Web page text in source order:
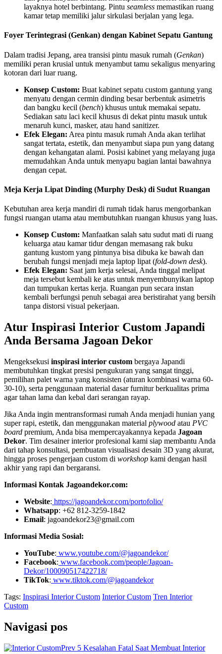
layaknya hotel berbintang. Pintu seamless memastikan ruang
kamar tetap memiliki jalur sirkulasi berjalan yang lega.
Foyer Terintegrasi (Genkan) dengan Kabinet Sepatu Gantung
Dalam tradisi Jepang, area transisi pintu masuk rumah (Genkan)
memiliki peran krusial untuk menyambut tamu sekaligus menyaring
kotoran dari luar ruang.
Konsep Custom: Buat kabinet sepatu custom gantung yang
menyatu dengan cermin dinding besar berbentuk asimetris
dan bangku kecil (bench) khusus untuk memakai sepatu.
Sediakan satu laci kecil khusus di dekat pintu masuk untuk
menaruh kunci, masker, atau hand sanitizer.
Efek Elegan: Area pintu masuk rumah Anda akan terlihat
sangat tertata, estetik, dan menyambut siapa pun yang datang
dengan kehangatan alami. Posisi kabinet yang melayang juga
memudahkan Anda untuk menyapu bagian lantai bawahnya
dengan cepat.
Meja Kerja Lipat Dinding (Murphy Desk) di Sudut Ruangan
Kebutuhan area kerja mandiri di rumah tidak harus mengorbankan
fungsi ruangan utama atau membutuhkan ruangan khusus yang luas.
Konsep Custom: Manfaatkan salah satu sudut mati di ruang
keluarga atau kamar tidur dengan memasang rak buku
gantung kustom yang pintunya bisa dibuka ke bawah dan
berubah fungsi menjadi meja laptop lipat (fold-down desk).
Efek Elegan: Saat jam kerja selesai, Anda tinggal melipat
meja tersebut kembali ke atas untuk menyembunyikan laptop
dan tumpukan kertas kerja. Ruangan pun secara instan
kembali berfungsi penuh sebagai area beristirahat yang bersih
tanpa distorsi visual pekerjaan.
Atur Inspirasi Interior Custom Japandi
Anda Bersama Jagoan Dekor
Mengeksekusi inspirasi interior custom bergaya Japandi
membutuhkan tingkat presisi pengukuran yang sangat tinggi,
pemilihan palet warna yang konsisten (aturan kombinasi warna 60-
30-10), serta penggunaan material dasar furnitur berkualitas prima
agar tahan lama dan kebal dari serangan rayap.
Jika Anda ingin mentransformasi rumah Anda menjadi hunian yang
super rapi, estetik, dan menggunakan material plywood atau PVC
board premium, Anda bisa mempercayakannya kepada Jagoan
Dekor. Tim desainer interior profesional kami siap membantu Anda
dari tahap konsultasi, pembuatan visualisasi desain 3D yang akurat,
hingga proses pengerjaan custom di workshop kami dengan hasil
akhir yang rapi dan bergaransi.
Informasi Kontak Jagoandekor.com:
Website: https://jagoandekor.com/portofolio/
Whatsapp: +62 812-3259-1842
Email: jagoandekor23@gmail.com
Informasi Media Sosial:
YouTube: www.youtube.com/@jagoandekor/
Facebook: www.facebook.com/people/Jagoan-
Dekor/100090517422718/
TikTok: www.tiktok.com/@jagoandekor
Tags: Inspirasi Interior Custom Interior Custom Tren Interior
Custom
Navigasi pos
Prev 5 Kesalahan Fatal Saat Membuat Interior